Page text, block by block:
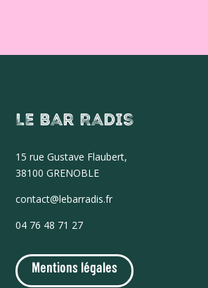
Le Bar Radis
15 rue Gustave Flaubert,
38100 GRENOBLE
contact@lebarradis.fr
04 76 48 71 27
Mentions légales